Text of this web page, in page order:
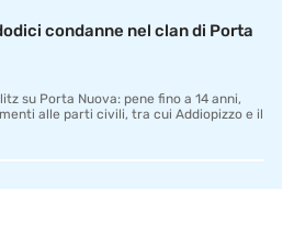
condanne nel clan di Porta
su Porta Nuova: pene fino a 14 anni,
alle parti civili, tra cui Addiopizzo e il